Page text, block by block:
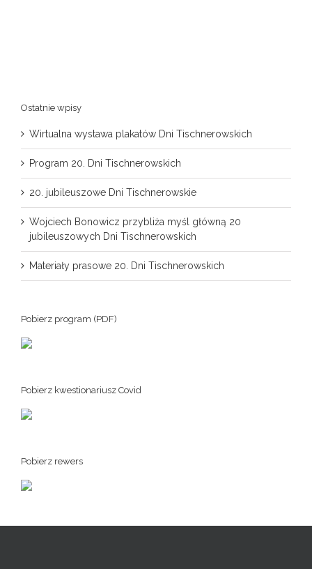
Ostatnie wpisy
Wirtualna wystawa plakatów Dni Tischnerowskich
Program 20. Dni Tischnerowskich
20. jubileuszowe Dni Tischnerowskie
Wojciech Bonowicz przybliża myśl główną 20
jubileuszowych Dni Tischnerowskich
Materiały prasowe 20. Dni Tischnerowskich
Pobierz program (PDF)
Pobierz kwestionariusz Covid
Pobierz rewers